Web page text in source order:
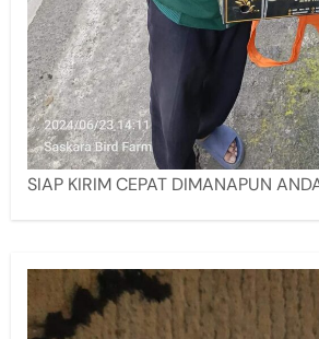
SIAP KIRIM CEPAT DIMANAPUN